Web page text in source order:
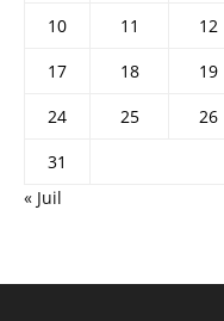
10
11 12
17
18 19
24
25 26
31
« Juil